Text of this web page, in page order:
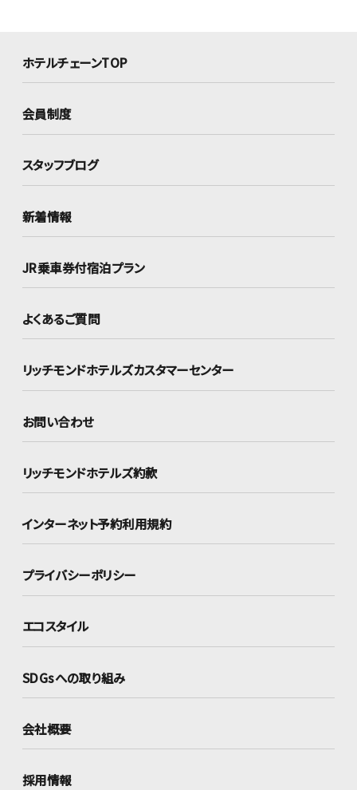
ホテルチェーンTOP
会員制度
スタッフブログ
新着情報
JR乗車券付宿泊プラン
よくあるご質問
リッチモンドホテルズカスタマーセンター
お問い合わせ
リッチモンドホテルズ約款
インターネット予約利用規約
プライバシーポリシー
エコスタイル
SDGsへの取り組み
会社概要
採用情報